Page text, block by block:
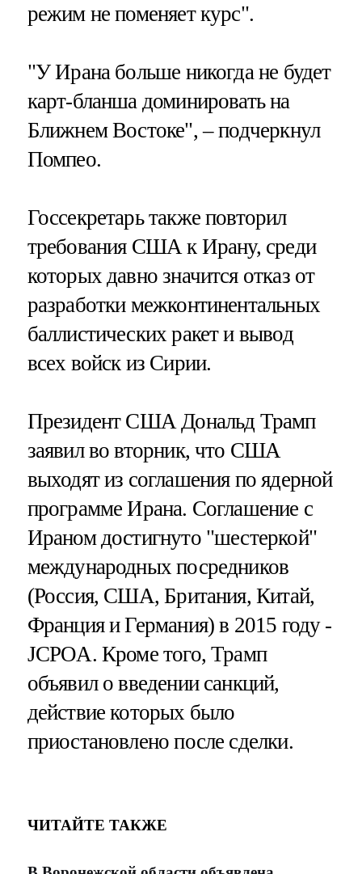
режим не поменяет курс".
"У Ирана больше никогда не будет
карт-бланша доминировать на
Ближнем Востоке", – подчеркнул
Помпео.
Госсекретарь также повторил
требования США к Ирану, среди
которых давно значится отказ от
разработки межконтинентальных
баллистических ракет и вывод
всех войск из Сирии.
Президент США Дональд Трамп
заявил во вторник, что США
выходят из соглашения по ядерной
программе Ирана. Соглашение с
Ираном достигнуто "шестеркой"
международных посредников
(Россия, США, Британия, Китай,
Франция и Германия) в 2015 году -
JCPOA. Кроме того, Трамп
объявил о введении санкций,
действие которых было
приостановлено после сделки.
ЧИТАЙТЕ ТАКЖЕ